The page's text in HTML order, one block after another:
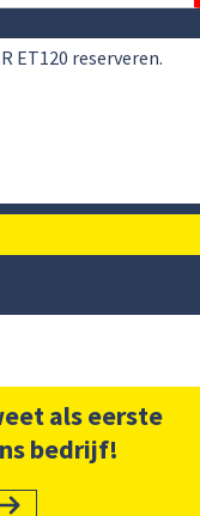
als eerste
bedrijf!